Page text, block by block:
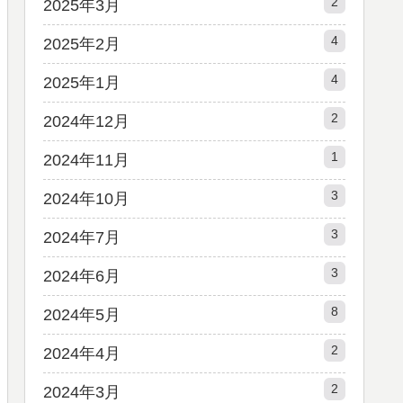
2025年3月
2025年2月 4
2025年1月 4
2024年12月 2
2024年11月 1
2024年10月 3
2024年7月 3
2024年6月 3
2024年5月 8
2024年4月 2
2024年3月 2